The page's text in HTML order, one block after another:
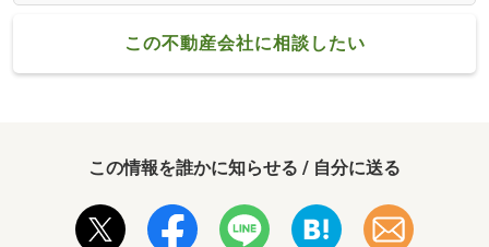
この不動産会社に相談したい
この情報を誰かに知らせる / 自分に送る